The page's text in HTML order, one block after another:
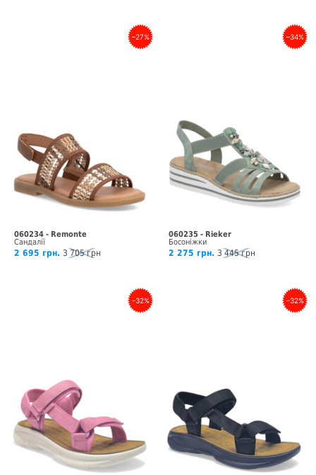
–27%
060234 - Remonte
Сандалії
2 695 грн. 3 705 грн
–34%
060235 - Rieker
Босоніжки
2 275 грн. 3 445 грн
–32% –32%